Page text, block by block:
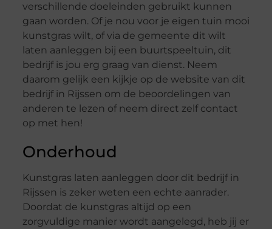
verschillende doeleinden gebruikt kunnen
gaan worden. Of je nou voor je eigen tuin mooi
kunstgras wilt, of via de gemeente dit wilt
laten aanleggen bij een buurtspeeltuin, dit
bedrijf is jou erg graag van dienst. Neem
daarom gelijk een kijkje op de website van dit
bedrijf in Rijssen om de beoordelingen van
anderen te lezen of neem direct zelf contact
op met hen!
Onderhoud
Kunstgras laten aanleggen door dit bedrijf in
Rijssen is zeker weten een echte aanrader.
Doordat de kunstgras altijd op een
zorgvuldige manier wordt aangelegd, heb jij er